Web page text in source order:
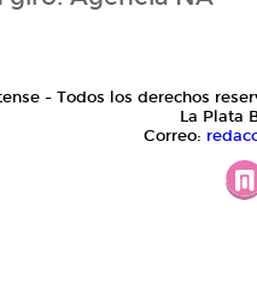
- Todos los derechos
La Plata
Correo: